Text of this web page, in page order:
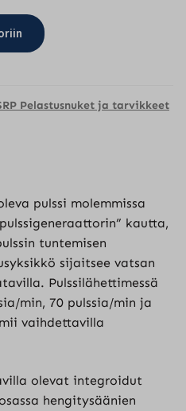
Pelastusnuket ja tarvikkeet
pulssi molemmissa
kautta,
tuntemisen
sijaitsee vatsan
Pulssilähettimessä
min, 70 pulssia/min ja
vaihdettavilla
olevat integroidut
hengitysäänien